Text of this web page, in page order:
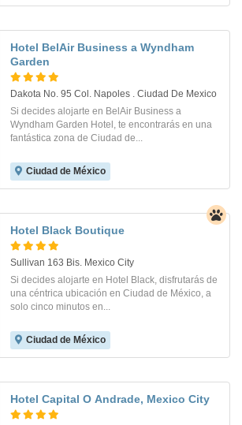
Hotel BelAir Business a Wyndham
Garden
Dakota No. 95 Col. Napoles . Ciudad De Mexico
Si decides alojarte en BelAir Business a
Wyndham Garden Hotel, te encontrarás en una
fantástica zona de Ciudad de...
Ciudad de México
Hotel Black Boutique
Sullivan 163 Bis. Mexico City
Si decides alojarte en Hotel Black, disfrutarás de
una céntrica ubicación en Ciudad de México, a
solo cinco minutos en...
Ciudad de México
Hotel Capital O Andrade, Mexico City